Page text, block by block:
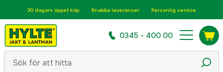
30 dagars öppet köp Snabba leveranser Personlig service
0345 - 400 00